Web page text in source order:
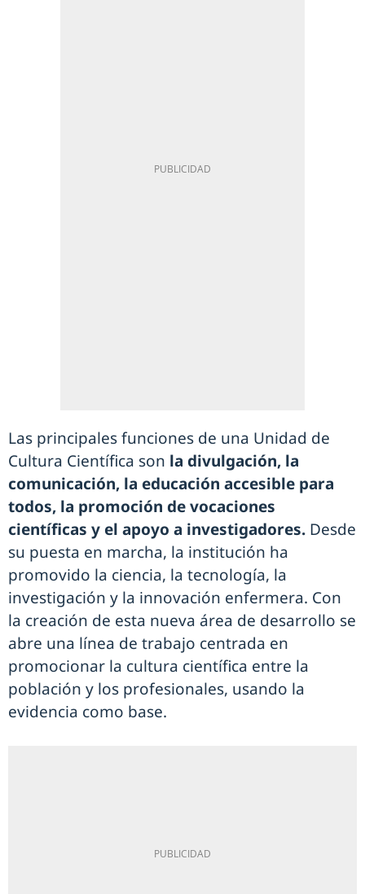
Las principales funciones de una Unidad de
Cultura Científica son la divulgación, la
comunicación, la educación accesible para
todos, la promoción de vocaciones
científicas y el apoyo a investigadores. Desde
su puesta en marcha, la institución ha
promovido la ciencia, la tecnología, la
investigación y la innovación enfermera. Con
la creación de esta nueva área de desarrollo se
abre una línea de trabajo centrada en
promocionar la cultura científica entre la
población y los profesionales, usando la
evidencia como base.